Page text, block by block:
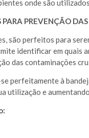
onde são
PARA PREVENÇÃO
são perfeitos para
identificar em quais
das contaminações
perfeitamente à
utilização e